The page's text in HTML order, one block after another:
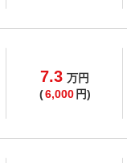
7.3 万円
(6,000 円)